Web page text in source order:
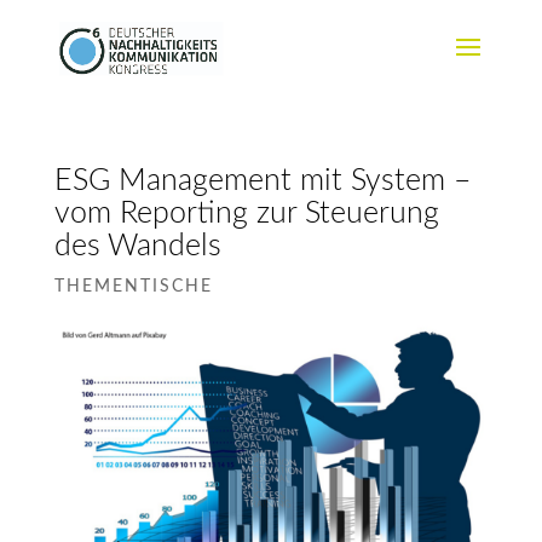
ESG Management mit System –
vom Reporting zur Steuerung
des Wandels
THEMENTISCHE